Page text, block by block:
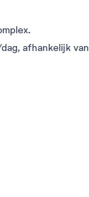
afhankelijk van